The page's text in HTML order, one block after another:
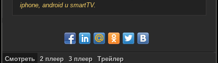
iphone, android и smartTV.
Смотреть 2 плеер 3 плеер Трейлер